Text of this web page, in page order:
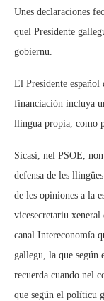
Unes declaraciones
quel Presidente
gobiernu.
El Presidente español
financiación incluya
llingua propia, como
Sicasí, nel PSOE,
defensa de les
de les opiniones a la
vicesecretariu
canal Intereconomía
gallegu, la que según
recuerda cuando nel
que según el políticu